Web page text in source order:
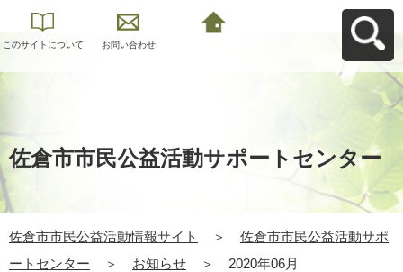
このサイトについて お問い合わせ
佐倉市市民公益活動サポートセンター
佐倉市市民公益活動情報サイト ＞
佐倉市市民公益活動サポ
ートセンター
＞ お知らせ ＞ 2020年06月